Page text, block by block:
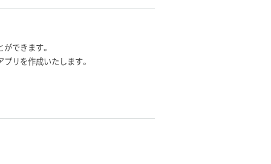
できます。
リを作成いたします。